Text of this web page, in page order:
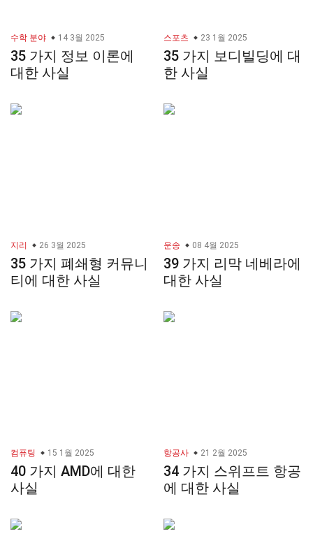
수학 분야 14 3월 2025
35 가지 정보 이론에
대한 사실
스포츠 23 1월 2025
35 가지 보디빌딩에 대
한 사실
지리 26 3월 2025
35 가지 폐쇄형 커뮤니
티에 대한 사실
운송 08 4월 2025
39 가지 리막 네베라에
대한 사실
컴퓨팅 15 1월 2025
40 가지 AMD에 대한
사실
항공사 21 2월 2025
34 가지 스위프트 항공
에 대한 사실